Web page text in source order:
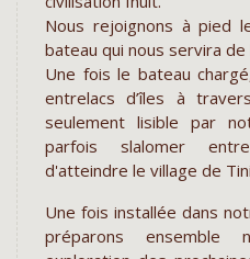
Nous rejoignons à pied
bateau qui nous servira de
Une fois le bateau
entrelacs d’îles à
seulement lisible par
parfois slalomer
d'atteindre le village de
Une fois installée dans
préparons